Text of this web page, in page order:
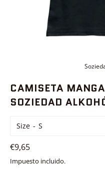
CAMISETA
SOZIEDAD
Size
Precio
habitual
€9,65
Impuesto incluido.